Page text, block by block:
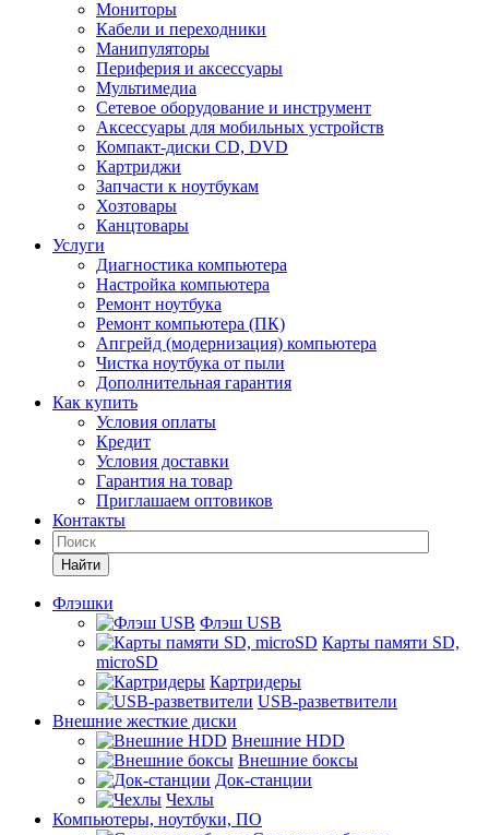
Мониторы
Кабели и переходники
Манипуляторы
Периферия и аксессуары
Мультимедиа
Сетевое оборудование и инструмент
Аксессуары для мобильных устройств
Компакт-диски CD, DVD
Картриджи
Запчасти к ноутбукам
Хозтовары
Канцтовары
Услуги
Диагностика компьютера
Настройка компьютера
Ремонт ноутбука
Ремонт компьютера (ПК)
Апгрейд (модернизация) компьютера
Чистка ноутбука от пыли
Дополнительная гарантия
Как купить
Условия оплаты
Кредит
Условия доставки
Гарантия на товар
Приглашаем оптовиков
Контакты
Найти
Флэшки
Флэш USB
Карты памяти SD,
microSD
Картридеры
USB-разветвители
Внешние жесткие диски
Внешние HDD
Внешние боксы
Док-станции
Чехлы
Компьютеры, ноутбуки, ПО